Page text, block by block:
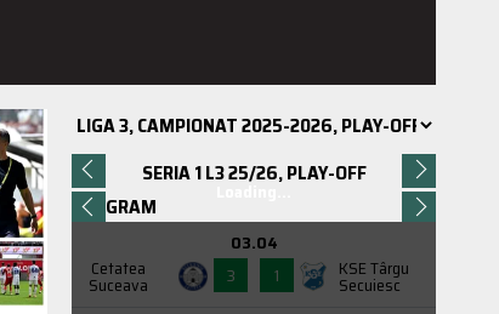
SERIA 1 L3 25/26, PLAY-OFF
PROGRAM
Cetatea
Suceava
03.04
3
1 KSE Târgu
Secuiesc